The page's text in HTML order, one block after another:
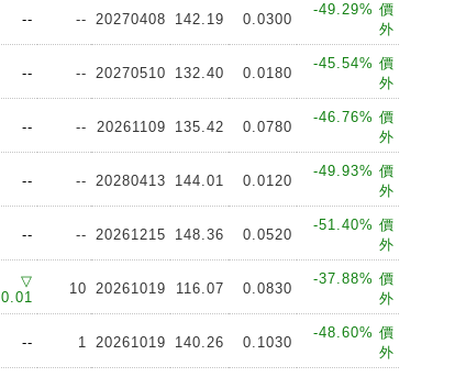
-- -- 20270408 142.19 0.0300
-49.29% 價
外
-- -- 20270510 132.40 0.0180
-45.54% 價
外
-- -- 20261109 135.42 0.0780
-46.76% 價
外
-- -- 20280413 144.01 0.0120
-49.93% 價
外
-- -- 20261215 148.36 0.0520
-51.40% 價
外
▽
0.01
10 20261019 116.07 0.0830
-37.88% 價
外
-- 1 20261019 140.26 0.1030
-48.60% 價
外